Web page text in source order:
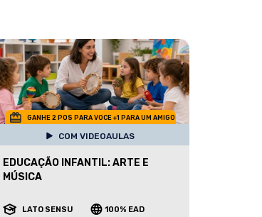
GANHE 2 POS PARA VOCE +1 PARA UM AMIGO
COM VIDEOAULAS
EDUCAÇÃO INFANTIL: ARTE E
MÚSICA
LATO SENSU 100% EAD